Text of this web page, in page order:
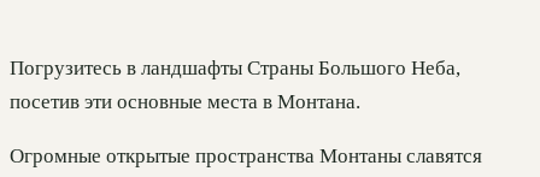
Погрузитесь в ландшафты Страны Большого Неба,
посетив эти основные места в Монтана.
Огромные открытые пространства Монтаны славятся